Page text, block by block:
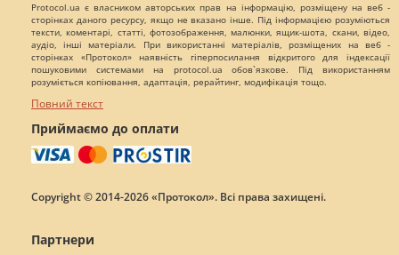
Protocol.ua є власником авторських прав на інформацію, розміщену на веб -
сторінках даного ресурсу, якщо не вказано інше. Під інформацією розуміються
тексти, коментарі, статті, фотозображення, малюнки, ящик-шота, скани, відео,
аудіо, інші матеріали. При використанні матеріалів, розміщених на веб -
сторінках «Протокол» наявність гіперпосилання відкритого для індексації
пошуковими системами на protocol.ua обов`язкове. Під використанням
розуміється копіювання, адаптація, рерайтинг, модифікація тощо.
Повний текст
Приймаємо до оплати
Copyright © 2014-2026 «Протокол». Всі права захищені.
Партнери